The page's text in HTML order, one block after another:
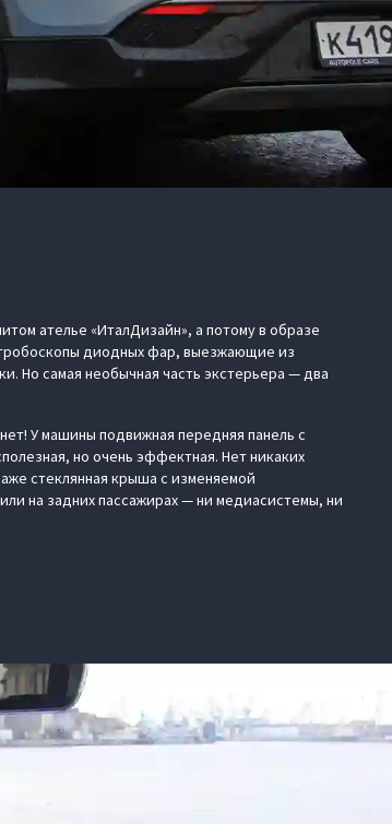
ателье «ИталДизайн», а потому в образе
диодных фар, выезжающие из
Но самая необычная часть экстерьера — два
У машины подвижная передняя панель с
но очень эффектная. Нет никаких
стеклянная крыша с изменяемой
на задних пассажирах — ни медиасистемы, ни